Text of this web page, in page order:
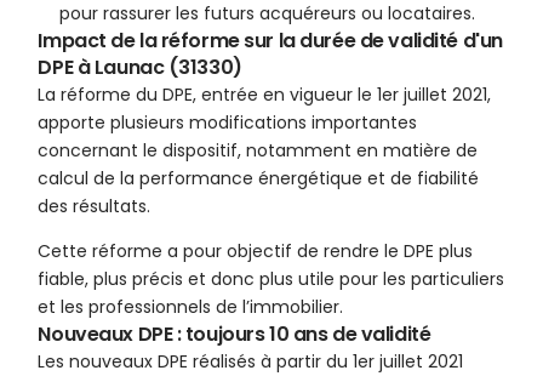
pour rassurer les futurs acquéreurs ou locataires.
Impact de la réforme sur la durée de validité d'un
DPE à Launac (31330)
La réforme du DPE, entrée en vigueur le 1er juillet 2021,
apporte plusieurs modifications importantes
concernant le dispositif, notamment en matière de
calcul de la performance énergétique et de fiabilité
des résultats.
Cette réforme a pour objectif de rendre le DPE plus
fiable, plus précis et donc plus utile pour les particuliers
et les professionnels de l’immobilier.
Nouveaux DPE : toujours 10 ans de validité
Les nouveaux DPE réalisés à partir du 1er juillet 2021